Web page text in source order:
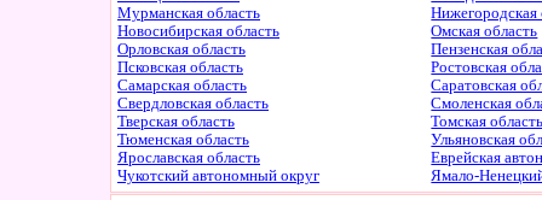
Мурманская область
Нижегородская
Новосибирская область
Омская область
Орловская область
Пензенская
Псковская область
Ростовская
Самарская область
Саратовская
Свердловская область
Смоленская
Тверская область
Томская
Тюменская область
Ульяновская
Ярославская область
Еврейская
Чукотский автономный округ
Ямало-